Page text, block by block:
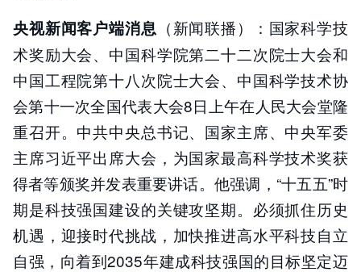
央视新闻客户端消息 （新闻联播）：国家科学技
术奖励大会、中国科学院第二十二次院士大会和
中国工程院第十八次院士大会、中国科学技术协
会第十一次全国代表大会8日上午在人民大会堂隆
重召开。中共中央总书记、国家主席、中央军委
主席习近平出席大会，为国家最高科学技术奖获
得者等颁奖并发表重要讲话。他强调，“十五五”时
期是科技强国建设的关键攻坚期。必须抓住历史
机遇，迎接时代挑战，加快推进高水平科技自立
自强，向着到2035年建成科技强国的目标坚定迈